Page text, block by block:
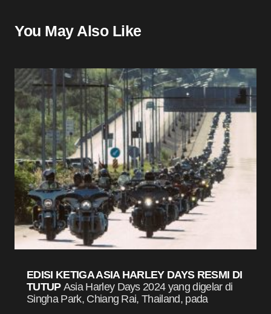
You May Also Like
EDISI KETIGA ASIA HARLEY DAYS RESMI DI
TUTUP Asia Harley Days 2024 yang digelar di
Singha Park, Chiang Rai, Thailand, pada